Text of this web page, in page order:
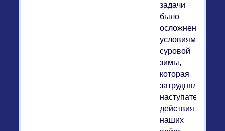
задачи
было
осложнено
условиями
суровой
зимы,
которая
затрудняла
наступательные
действия
наших